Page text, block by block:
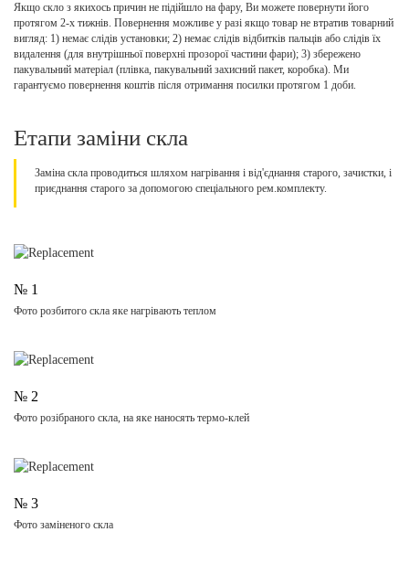
Якщо скло з якихось причин не підійшло на фару, Ви можете повернути його
протягом 2-х тижнів. Повернення можливе у разі якщо товар не втратив товарний
вигляд: 1) немає слідів установки; 2) немає слідів відбитків пальців або слідів їх
видалення (для внутрішньої поверхні прозорої частини фари); 3) збережено
пакувальний матеріал (плівка, пакувальний захисний пакет, коробка). Ми
гарантуємо повернення коштів після отримання посилки протягом 1 доби.
Етапи заміни скла
Заміна скла проводиться шляхом нагрівання і від'єднання старого, зачистки, і
приєднання старого за допомогою спеціального рем.комплекту.
№ 1
Фото розбитого скла яке нагрівають теплом
№ 2
Фото розібраного скла, на яке наносять термо-клей
№ 3
Фото заміненого скла